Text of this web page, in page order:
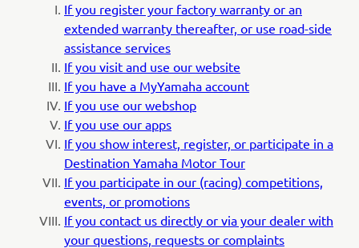
If you register your factory warranty or an
extended warranty thereafter, or use road-side
assistance services
If you visit and use our website
If you have a MyYamaha account
If you use our webshop
If you use our apps
If you show interest, register, or participate in a
Destination Yamaha Motor Tour
If you participate in our (racing) competitions,
events, or promotions
If you contact us directly or via your dealer with
your questions, requests or complaints